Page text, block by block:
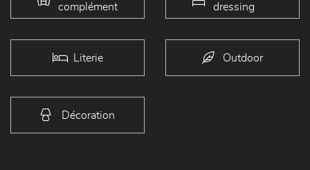
complément
dressing
Literie Outdoor
Décoration